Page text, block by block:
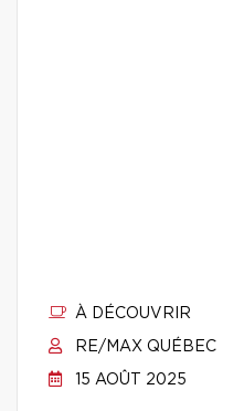
À DÉCOUVRIR
RE/MAX QUÉBEC
15 AOÛT 2025